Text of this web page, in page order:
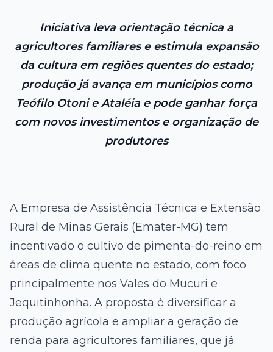
Iniciativa leva orientação técnica a
agricultores familiares e estimula expansão
da cultura em regiões quentes do estado;
produção já avança em municípios como
Teófilo Otoni e Ataléia e pode ganhar força
com novos investimentos e organização de
produtores
A Empresa de Assistência Técnica e Extensão
Rural de Minas Gerais (Emater-MG) tem
incentivado o cultivo de pimenta-do-reino em
áreas de clima quente no estado, com foco
principalmente nos Vales do Mucuri e
Jequitinhonha. A proposta é diversificar a
produção agrícola e ampliar a geração de
renda para agricultores familiares, que já